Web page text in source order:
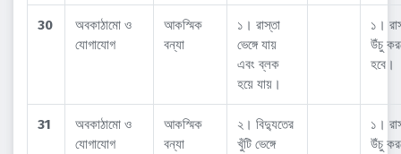
30
অবকাঠামো ও
যোগাযোগ
আকস্মিক
বন্যা
১। রাস্তা
ভেঙ্গে যায়
এবং ব্লক
হয়ে যায়।
১।
উঁচু
হবে।
31
অবকাঠামো ও
যোগাযোগ
আকস্মিক
বন্যা
২। বিদ্যুতের
খুঁটি ভেঙ্গে
১।
উঁচু